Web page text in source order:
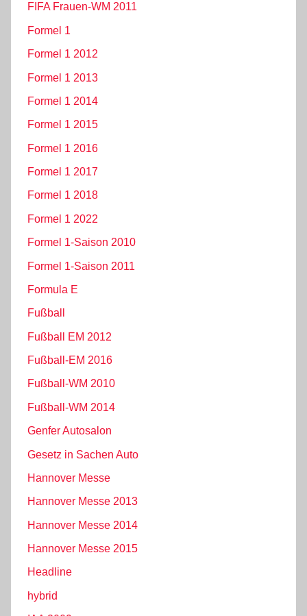
FIFA Frauen-WM 2011
Formel 1
Formel 1 2012
Formel 1 2013
Formel 1 2014
Formel 1 2015
Formel 1 2016
Formel 1 2017
Formel 1 2018
Formel 1 2022
Formel 1-Saison 2010
Formel 1-Saison 2011
Formula E
Fußball
Fußball EM 2012
Fußball-EM 2016
Fußball-WM 2010
Fußball-WM 2014
Genfer Autosalon
Gesetz in Sachen Auto
Hannover Messe
Hannover Messe 2013
Hannover Messe 2014
Hannover Messe 2015
Headline
hybrid